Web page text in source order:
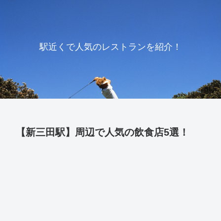
駅近くで人気のレストランを紹介！
【新三田駅】周辺で人気の飲食店5選！